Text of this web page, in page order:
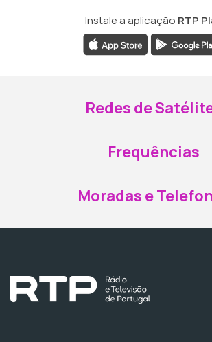
Instale a aplicação RTP
Redes de
Frequências
Moradas e